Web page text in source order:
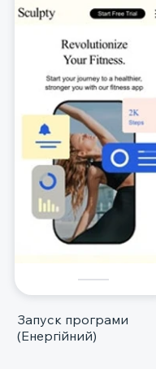
Запуск програми
(Енергійний)